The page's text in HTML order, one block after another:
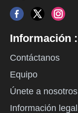
Información :
Contáctanos
Equipo
Únete a nosotros
Información legal